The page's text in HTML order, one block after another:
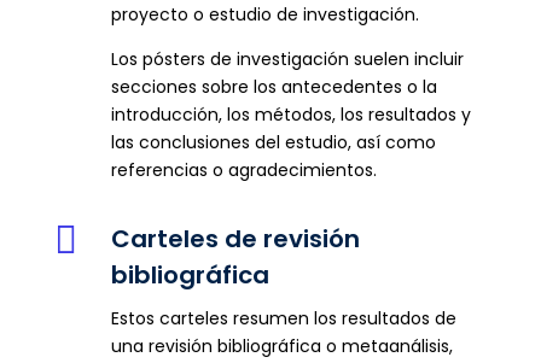
proyecto o estudio de investigación.
Los pósters de investigación suelen incluir
secciones sobre los antecedentes o la
introducción, los métodos, los resultados y
las conclusiones del estudio, así como
referencias o agradecimientos.

Carteles de revisión
bibliográfica
Estos carteles resumen los resultados de
una revisión bibliográfica o metaanálisis,